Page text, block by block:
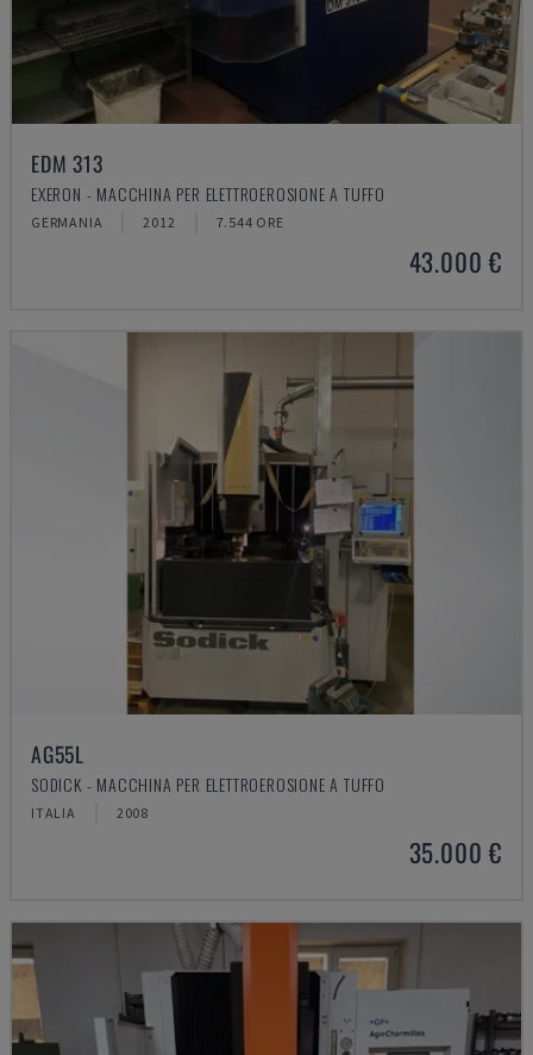
EDM 313
EXERON - MACCHINA PER ELETTROEROSIONE A TUFFO
GERMANIA 2012 7.544 ORE
43.000 €
AG55L
SODICK - MACCHINA PER ELETTROEROSIONE A TUFFO
ITALIA 2008
35.000 €